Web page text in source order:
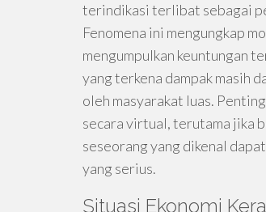
terindikasi terlibat sebagai
Fenomena ini mengungkap
mengumpulkan keuntungan
yang terkena dampak masih
oleh masyarakat luas.
secara virtual, terutama jika
seseorang yang dikenal
yang serius.
Situasi Ekonomi